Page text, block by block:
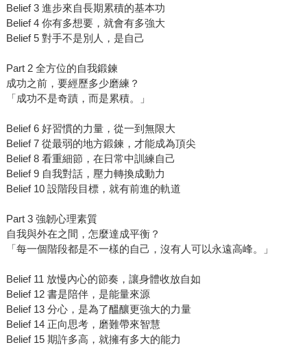
Belief 3 進步來自長期累積的基本功
Belief 4 你有多想要，就會有多強大
Belief 5 對手不是別人，是自己
Part 2 全方位的自我鍛鍊
成功之前，要經歷多少磨練？
「成功不是奇蹟，而是累積。」
Belief 6 好習慣的力量，從一到無限大
Belief 7 從最弱的地方鍛鍊，才能成為頂尖
Belief 8 看重細節，在日常中訓練自己
Belief 9 自我對話，壓力轉換成動力
Belief 10 設階段目標，就有前進的軌道
Part 3 強韌心理素質
自我與外在之間，怎麼達成平衡？
「每一個階段都是不一樣的自己，沒有人可以永遠高峰。」
Belief 11 放慢內心的節奏，讓身體收放自如
Belief 12 書是陪伴，是能量來源
Belief 13 分心，是為了醞釀更強大的力量
Belief 14 正向思考，磨難帶來智慧
Belief 15 期許多高，就擁有多大的能力